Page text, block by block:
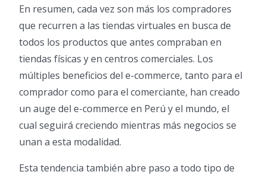
En resumen, cada vez son más los compradores
que recurren a las tiendas virtuales en busca de
todos los productos que antes compraban en
tiendas físicas y en centros comerciales. Los
múltiples beneficios del e-commerce, tanto para el
comprador como para el comerciante, han creado
un auge del e-commerce en Perú y el mundo, el
cual seguirá creciendo mientras más negocios se
unan a esta modalidad.
Esta tendencia también abre paso a todo tipo de